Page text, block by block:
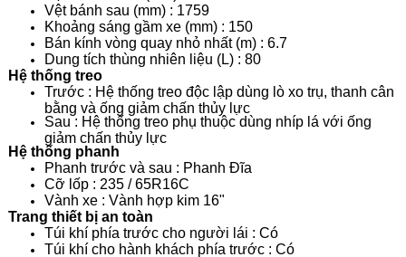
Vệt bánh sau (mm) : 1759
Khoảng sáng gầm xe (mm) : 150
Bán kính vòng quay nhỏ nhất (m) : 6.7
Dung tích thùng nhiên liệu (L) : 80
Hệ thống treo
Trước : Hệ thống treo độc lập dùng lò xo trụ, thanh cân
bằng và ống giảm chấn thủy lực
Sau : Hệ thống treo phụ thuộc dùng nhíp lá với ống
giảm chấn thủy lực
Hệ thống phanh
Phanh trước và sau : Phanh Đĩa
Cỡ lốp : 235 / 65R16C
Vành xe : Vành hợp kim 16"
Trang thiết bị an toàn
Túi khí phía trước cho người lái : Có
Túi khí cho hành khách phía trước : Có